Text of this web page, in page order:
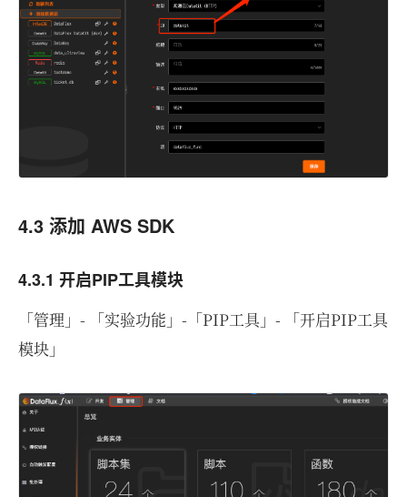
4.3 添加 AWS SDK
4.3.1 开启PIP工具模块
「管理」- 「实验功能」-「PIP工具」- 「开启PIP工具
模块」